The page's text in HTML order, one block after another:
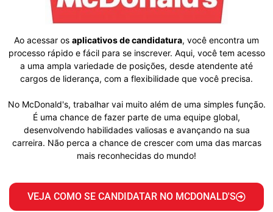
Ao acessar os aplicativos de candidatura, você encontra um
processo rápido e fácil para se inscrever. Aqui, você tem acesso
a uma ampla variedade de posições, desde atendente até
cargos de liderança, com a flexibilidade que você precisa.
No McDonald's, trabalhar vai muito além de uma simples função.
É uma chance de fazer parte de uma equipe global,
desenvolvendo habilidades valiosas e avançando na sua
carreira. Não perca a chance de crescer com uma das marcas
mais reconhecidas do mundo!
VEJA COMO SE CANDIDATAR NO MCDONALD'S